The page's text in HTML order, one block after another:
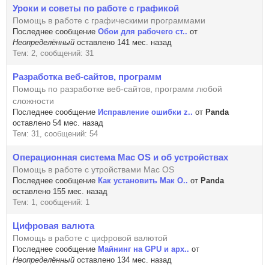
Уроки и советы по работе с графикой
Помощь в работе с графическими программами
Последнее сообщение Обои для рабочего ст.. от
Неопределённый оставлено 141 мес. назад
Тем: 2, сообщений: 31
Разработка веб-сайтов, программ
Помощь по разработке веб-сайтов, программ любой
сложности
Последнее сообщение Исправление ошибки z.. от Panda
оставлено 54 мес. назад
Тем: 31, сообщений: 54
Операционная система Mac OS и об устройствах
Помощь в работе с утройствами Mac OS
Последнее сообщение Как установить Мак О.. от Panda
оставлено 155 мес. назад
Тем: 1, сообщений: 1
Цифровая валюта
Помощь в работе с цифровой валютой
Последнее сообщение Майнинг на GPU и арх.. от
Неопределённый оставлено 134 мес. назад